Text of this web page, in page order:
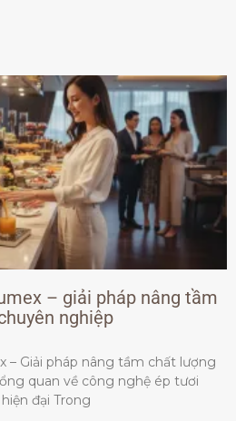
– giải pháp nâng tầm
nghiệp
– Giải pháp nâng tầm chất lượng
quan về công nghệ ép tươi
đại Trong